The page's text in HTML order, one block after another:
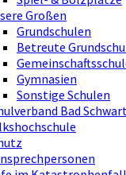
Großen
Grundschulen
Betreute
Gymnasien
Sonstige Schulen
Bad